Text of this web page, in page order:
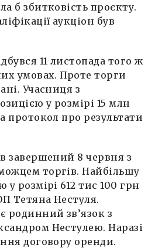
б збитковість проєкту.
аукціон був
11 листопада того ж
умовах. Проте торги
Учасниця з
у розмірі 15 млн
протокол про результати
завершений 8 червня з
торгів. Найбільшу
у розмірі 612 тис 100 грн
Тетяна Нестуля.
родинний зв’язок з
Нестулею. Наразі
договору оренди.